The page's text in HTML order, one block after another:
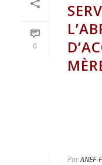
0
ParANEF-